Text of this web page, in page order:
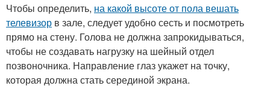
Чтобы определить, на какой высоте от пола вешать
телевизор в зале, следует удобно сесть и посмотреть
прямо на стену. Голова не должна запрокидываться,
чтобы не создавать нагрузку на шейный отдел
позвоночника. Направление глаз укажет на точку,
которая должна стать серединой экрана.